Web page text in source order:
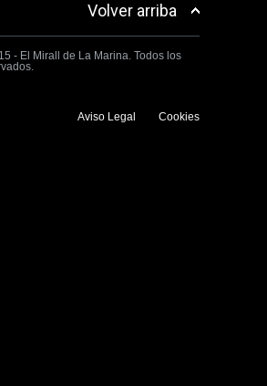
Volver arriba
- El Mirall de La Marina. Todos los
Aviso Legal Cookies